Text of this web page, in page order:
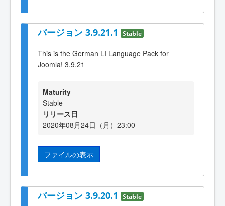
バージョン 3.9.21.1 Stable
This is the German LI Language Pack for
Joomla! 3.9.21
Maturity
Stable
リリース日
2020年08月24日（月）23:00
ファイルの表示
バージョン 3.9.20.1 Stable